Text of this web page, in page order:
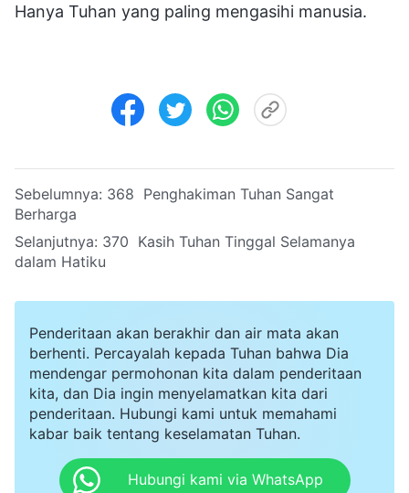
Hanya Tuhan yang paling mengasihi manusia.
Sebelumnya: 368 Penghakiman Tuhan Sangat
Berharga
Selanjutnya: 370 Kasih Tuhan Tinggal Selamanya
dalam Hatiku
Penderitaan akan berakhir dan air mata akan
berhenti. Percayalah kepada Tuhan bahwa Dia
mendengar permohonan kita dalam penderitaan
kita, dan Dia ingin menyelamatkan kita dari
penderitaan. Hubungi kami untuk memahami
kabar baik tentang keselamatan Tuhan.
Hubungi kami via WhatsApp